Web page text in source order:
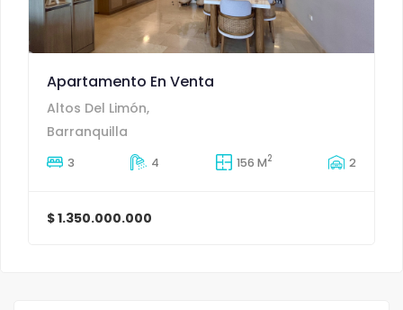
Apartamento En Venta
Altos Del Limón,
Barranquilla
3 4 156 M2 2
$ 1.350.000.000